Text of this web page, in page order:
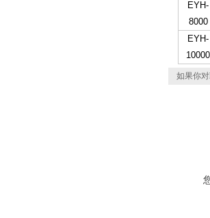
EYH-
8000
EYH-
10000
如果你对